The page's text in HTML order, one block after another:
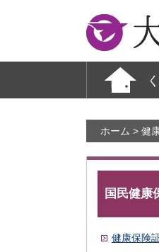
大崎町
ホーム > 健
国民健康
健康保険